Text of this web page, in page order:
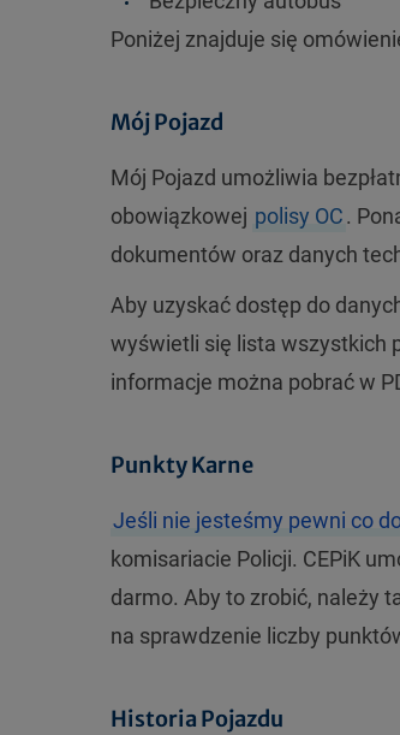
Poniżej znajduje się
Mój Pojazd
Mój Pojazd umożliwia
obowiązkowej polisy OC.
dokumentów oraz danych
Aby uzyskać dostęp do
wyświetli się lista wszystkich
informacje można pobrać w
Punkty Karne
Jeśli nie jesteśmy pewni co
komisariacie Policji. CEPiK
darmo. Aby to zrobić, należy
na sprawdzenie liczby
Historia Pojazdu